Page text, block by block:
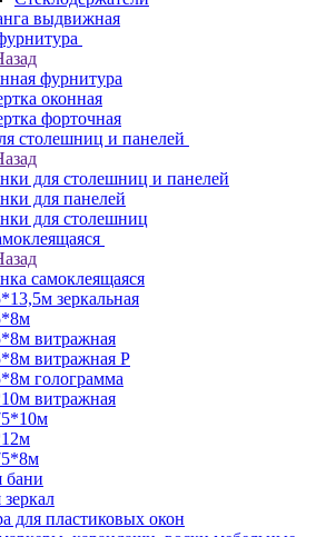
выдвижная
фурнитура
оконная
форточная
столешниц и панелей
для столешниц и панелей
для панелей
для столешниц
самоклеящаяся
зеркальная
витражная
витражная Р
голограмма
витражная
бани
для пластиковых окон